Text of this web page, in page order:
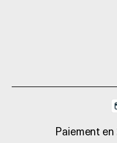
Paiement en